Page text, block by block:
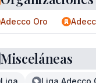
Adecco Oro
Misceláneas
Liga Liga Adecco